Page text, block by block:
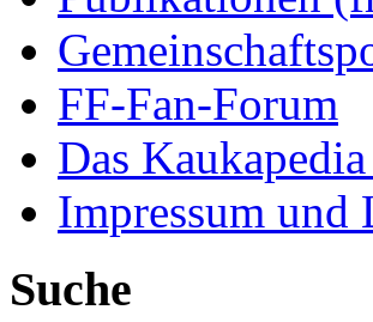
FF-Fan-Forum
Das Kaukapedia
Impressum und
Suche